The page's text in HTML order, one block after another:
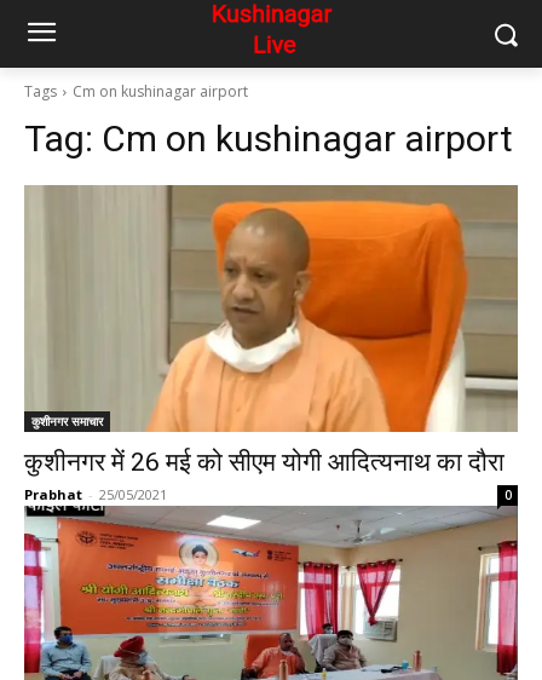
Tags Cm on kushinagar airport
Tag: Cm on kushinagar airport
कुशीनगर समाचार
कुशीनगर में 26 मई को सीएम योगी आदित्यनाथ का दौरा
Prabhat - 25/05/2021 0